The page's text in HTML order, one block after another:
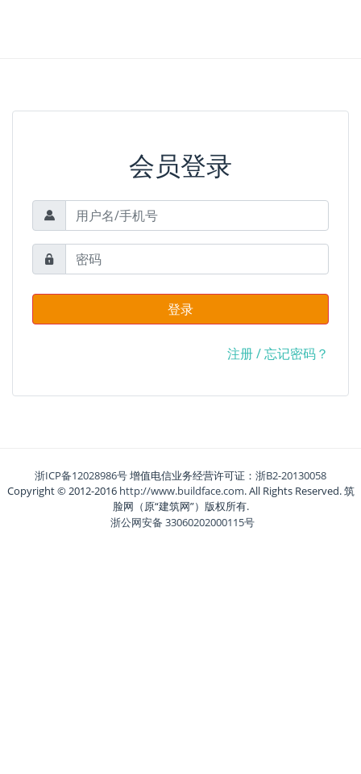
会员登录
登录
注册/忘记密码？
浙ICP备12028986号增值电信业务经营许可证： 浙B2-20130058
Copyright © 2012-2016 http://www.buildface.com. All Rights Reserved. 筑
脸网（原“建筑网”）版权所有.
浙公网安备 33060202000115号